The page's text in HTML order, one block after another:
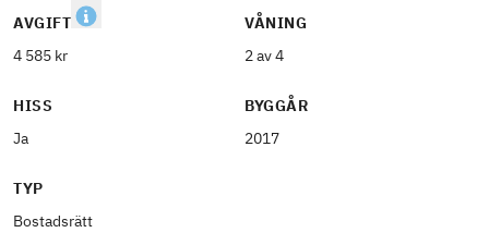
AVGIFT
4 585 kr
VÅNING
2 av 4
HISS
Ja
BYGGÅR
2017
TYP
Bostadsrätt